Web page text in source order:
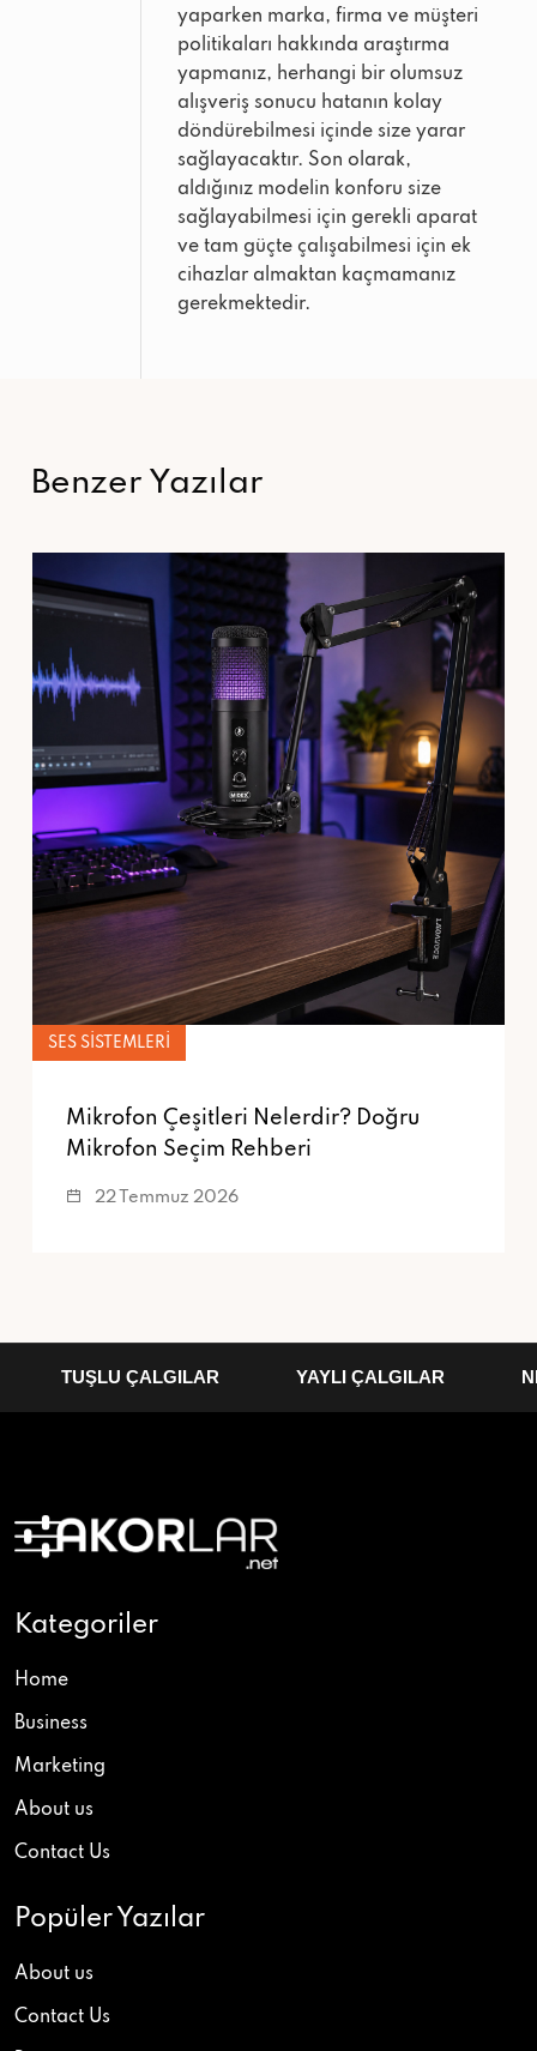
yaparken marka, firma ve müşteri
politikaları hakkında araştırma
yapmanız, herhangi bir olumsuz
alışveriş sonucu hatanın kolay
döndürebilmesi içinde size yarar
sağlayacaktır. Son olarak,
aldığınız modelin konforu size
sağlayabilmesi için gerekli aparat
ve tam güçte çalışabilmesi için ek
cihazlar almaktan kaçmamanız
gerekmektedir.
Benzer Yazılar
SES SISTEMLERI
Mikrofon Çeşitleri Nelerdir? Doğru
Mikrofon Seçim Rehberi
22 Temmuz 2026
TUŞLU ÇALGILAR YAYLI ÇALGILAR
Kategoriler
Home
Business
Marketing
About us
Contact Us
Popüler Yazılar
About us
Contact Us